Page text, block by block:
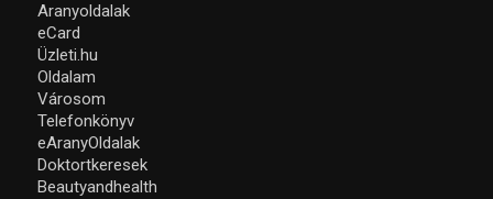
Aranyoldalak
eCard
Üzleti.hu
Oldalam
Városom
Telefonkönyv
eAranyOldalak
Doktortkeresek
Beautyandhealth